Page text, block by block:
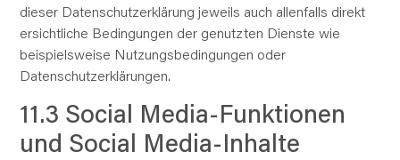
dieser Datenschutzerklärung jeweils auch allenfalls direkt
ersichtliche Bedingungen der genutzten Dienste wie
beispielsweise Nutzungsbedingungen oder
Datenschutzerklärungen.
11.3 Social Media-Funktionen
und Social Media-Inhalte